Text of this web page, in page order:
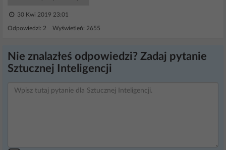
30 Kwi 2019 23:01
Odpowiedzi: 2 Wyświetleń: 2655
Nie znalazłeś odpowiedzi? Zadaj pytanie
Sztucznej Inteligencji